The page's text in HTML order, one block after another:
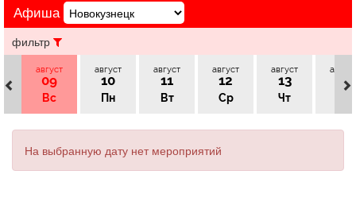
ТВ программа
Афиша
фильтр
август
09
Вс
август
10
Пн
август
11
Вт
август
12
Ср
август
13
Чт
август
14
На выбранную дату нет мероприятий